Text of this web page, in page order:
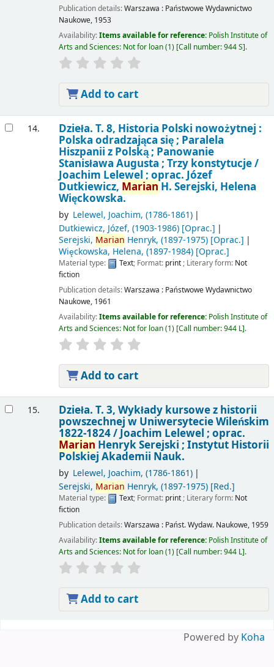
Publication details:Warszawa : Państwowe Wydawnictwo
Naukowe, 1953
Availability:Items available for reference: Polish Institute of
Arts and Sciences: Not for loan(1) Call number:944 S .
Add to cart
14. Dzieła. T. 8, Historia Polski nowożytnej :
Polska odradzająca się ; Paralela
Hiszpanii z Polską ; Panowanie
Stanisława Augusta ; Trzy konstytucje /
Joachim Lelewel ; oprac. Józef
Dutkiewicz, Marian H. Serejski, Helena
Więckowska.
by Lelewel, Joachim, (1786-1861)
Dutkiewicz, Józef, (1903-1986)[Oprac.]
Serejski, Marian Henryk, (1897-1975)[Oprac.]
Więckowska, Helena, (1897-1984)[Oprac.]
Material type: Text; Format: print; Literary form: Not
fiction
Publication details:Warszawa : Państwowe Wydawnictwo
Naukowe, 1961
Availability:Items available for reference: Polish Institute of
Arts and Sciences: Not for loan(1) Call number:944 L .
Add to cart
15. Dzieła. T. 3, Wykłady kursowe z historii
powszechnej w Uniwersytecie Wileńskim
1822-1824 /Joachim Lelewel ; oprac.
Marian Henryk Serejski ; Instytut Historii
Polskiej Akademii Nauk.
by Lelewel, Joachim, (1786-1861)
Serejski, Marian Henryk, (1897-1975)[Red.]
Material type: Text; Format: print; Literary form: Not
fiction
Publication details:Warszawa : Państ. Wydaw. Naukowe, 1959
Availability:Items available for reference: Polish Institute of
Arts and Sciences: Not for loan(1) Call number:944 L .
Add to cart
Powered by Koha